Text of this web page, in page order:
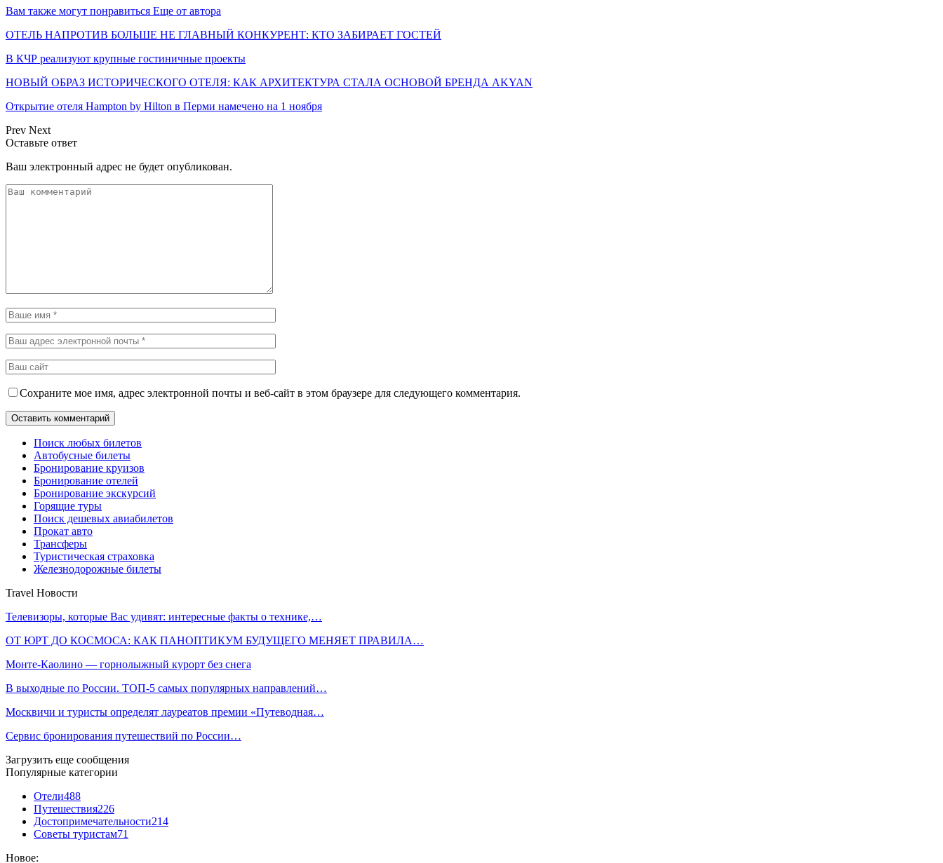
Вам также могут понравиться Еще от автора
ОТЕЛЬ НАПРОТИВ БОЛЬШЕ НЕ ГЛАВНЫЙ КОНКУРЕНТ: КТО ЗАБИРАЕТ ГОСТЕЙ
В КЧР реализуют крупные гостиничные проекты
НОВЫЙ ОБРАЗ ИСТОРИЧЕСКОГО ОТЕЛЯ: КАК АРХИТЕКТУРА СТАЛА ОСНОВОЙ БРЕНДА AKYAN
Открытие отеля Hampton by Hilton в Перми намечено на 1 ноября
Prev Next
Оставьте ответ
Ваш электронный адрес не будет опубликован.
Сохраните мое имя, адрес электронной почты и веб-сайт в этом браузере для следующего комментария.
Поиск любых билетов
Автобусные билеты
Бронирование круизов
Бронирование отелей
Бронирование экскурсий
Горящие туры
Поиск дешевых авиабилетов
Прокат авто
Трансферы
Туристическая страховка
Железнодорожные билеты
Travel Новости
Телевизоры, которые Вас удивят: интересные факты о технике,…
ОТ ЮРТ ДО КОСМОСА: КАК ПАНОПТИКУМ БУДУЩЕГО МЕНЯЕТ ПРАВИЛА…
Монте-Каолино — горнолыжный курорт без снега
В выходные по России. ТОП-5 самых популярных направлений…
Москвичи и туристы определят лауреатов премии «Путеводная…
Сервис бронирования путешествий по России…
Загрузить еще сообщения
Популярные категории
Отели488
Путешествия226
Достопримечательности214
Советы туристам71
Новое: